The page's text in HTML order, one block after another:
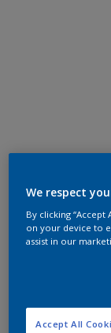
We respect
By clicking
on your device to
assist in our
Accept All